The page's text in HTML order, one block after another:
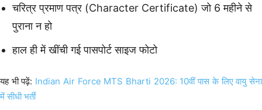
चरित्र प्रमाण पत्र (Character Certificate) जो 6 महीने से
पुराना न हो
हाल ही में खींची गई पासपोर्ट साइज फोटो
यह भी पढ़ें: Indian Air Force MTS Bharti 2026: 10वीं पास के लिए वायु सेना
में सीधी भर्ती